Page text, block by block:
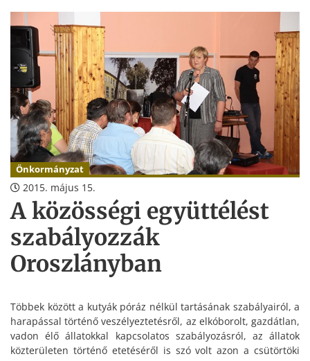
Önkormányzat
2015. május 15.
A közösségi együttélést
szabályozzák
Oroszlányban
Többek között a kutyák póráz nélkül tartásának szabályairól, a
harapással történő veszélyeztetésről, az elkóborolt, gazdátlan,
vadon élő állatokkal kapcsolatos szabályozásról, az állatok
közterületen történő etetéséről is szó volt azon a csütörtöki